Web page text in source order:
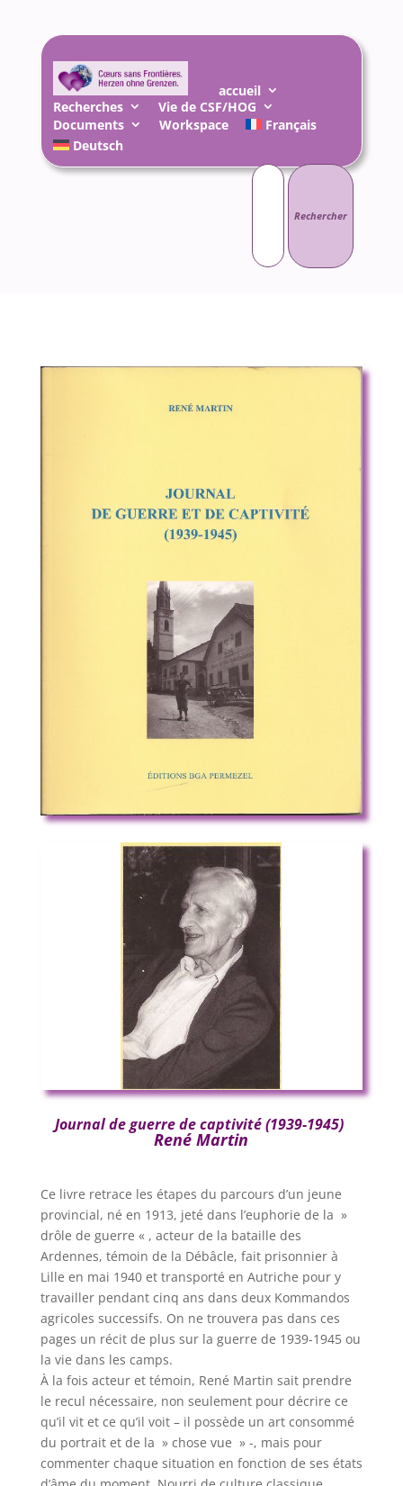
accueil
Recherches
Vie de CSF/HOG
Documents
Workspace
Français
Deutsch
Rechercher :
Journal de guerre de captivité (1939-1945)
René Martin
Ce livre retrace les étapes du parcours d’un jeune
provincial, né en 1913, jeté dans l’euphorie de la »
drôle de guerre « , acteur de la bataille des
Ardennes, témoin de la Débâcle, fait prisonnier à
Lille en mai 1940 et transporté en Autriche pour y
travailler pendant cinq ans dans deux Kommandos
agricoles successifs. On ne trouvera pas dans ces
pages un récit de plus sur la guerre de 1939-1945 ou
la vie dans les camps.
À la fois acteur et témoin, René Martin sait prendre
le recul nécessaire, non seulement pour décrire ce
qu’il vit et ce qu’il voit – il possède un art consommé
du portrait et de la » chose vue » -, mais pour
commenter chaque situation en fonction de ses états